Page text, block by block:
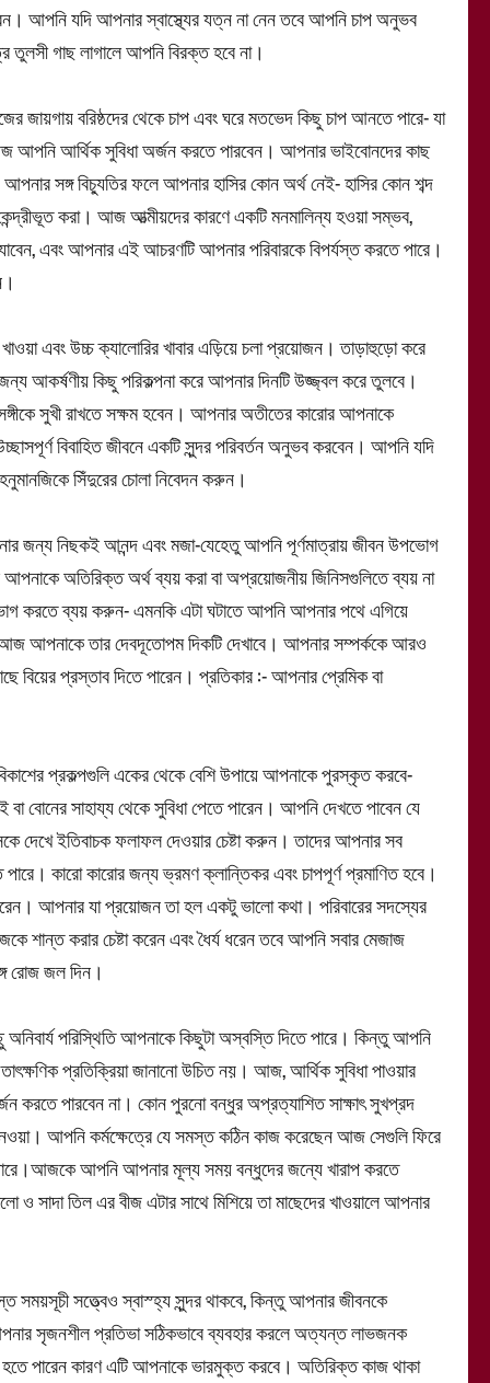
আপনি যদি আপনার স্বাস্থ্যের যত্ন না নেন তবে আপনি চাপ অনুভব
তুলসী গাছ লাগালে আপনি বিরক্ত হবে না।
বরিষ্ঠদের থেকে চাপ এবং ঘরে মতভেদ কিছু চাপ আনতে পারে- যা
আর্থিক সুবিধা অর্জন করতে পারবেন। আপনার ভাইবোনদের কাছ
সঙ্গ বিচ্যুতির ফলে আপনার হাসির কোন অর্থ নেই- হাসির কোন শব্দ
করা। আজ আত্মীয়দের কারণে একটি মনমালিন্য হওয়া সম্ভব,
এবং আপনার এই আচরণটি আপনার পরিবারকে বিপর্যস্ত করতে পারে।
এবং উচ্চ ক্যালোরির খাবার এড়িয়ে চলা প্রয়োজন। তাড়াহুড়ো করে
আকর্ষণীয় কিছু পরিকল্পনা করে আপনার দিনটি উজ্জ্বল করে তুলবে।
সুখী রাখতে সক্ষম হবেন। আপনার অতীতের কারোর আপনাকে
বিবাহিত জীবনে একটি সুন্দর পরিবর্তন অনুভব করবেন। আপনি যদি
সিঁদুরের চোলা নিবেদন করুন।
জন্য নিছকই আনন্দ এবং মজা-যেহেতু আপনি পূর্ণমাত্রায় জীবন উপভোগ
অতিরিক্ত অর্থ ব্যয় করা বা অপ্রয়োজনীয় জিনিসগুলিতে ব্যয় না
করতে ব্যয় করুন- এমনকি এটা ঘটাতে আপনি আপনার পথে এগিয়ে
আজ আপনাকে তার দেবদূতোপম দিকটি দেখাবে। আপনার সম্পর্ককে আরও
প্রস্তাব দিতে পারেন। প্রতিকার :- আপনার প্রেমিক বা
প্রকল্পগুলি একের থেকে বেশি উপায়ে আপনাকে পুরস্কৃত করবে-
সাহায্য থেকে সুবিধা পেতে পারেন। আপনি দেখতে পাবেন যে
দেখে ইতিবাচক ফলাফল দেওয়ার চেষ্টা করুন। তাদের আপনার সব
কারো কারোর জন্য ভ্রমণ ক্লান্তিকর এবং চাপপূর্ণ প্রমাণিত হবে।
আপনার যা প্রয়োজন তা হল একটু ভালো কথা। পরিবারের সদস্যের
শান্ত করার চেষ্টা করেন এবং ধৈর্য ধরেন তবে আপনি সবার মেজাজ
রোজ জল দিন।
পরিস্থিতি আপনাকে কিছুটা অস্বস্তি দিতে পারে। কিন্তু আপনি
প্রতিক্রিয়া জানানো উচিত নয়। আজ, আর্থিক সুবিধা পাওয়ার
করতে পারবেন না। কোন পুরনো বন্ধুর অপ্রত্যাশিত সাক্ষাৎ সুখপ্রদ
আপনি কর্মক্ষেত্রে যে সমস্ত কঠিন কাজ করেছেন আজ সেগুলি ফিরে
আপনি আপনার মূল্য সময় বন্ধুদের জন্যে খারাপ করতে
সাদা তিল এর বীজ এটার সাথে মিশিয়ে তা মাছেদের খাওয়ালে আপনার
সত্ত্বেও স্বাস্হ্য সুন্দর থাকবে, কিন্তু আপনার জীবনকে
সৃজনশীল প্রতিভা সঠিকভাবে ব্যবহার করলে অত্যন্ত লাভজনক
পারেন কারণ এটি আপনাকে ভারমুক্ত করবে। অতিরিক্ত কাজ থাকা